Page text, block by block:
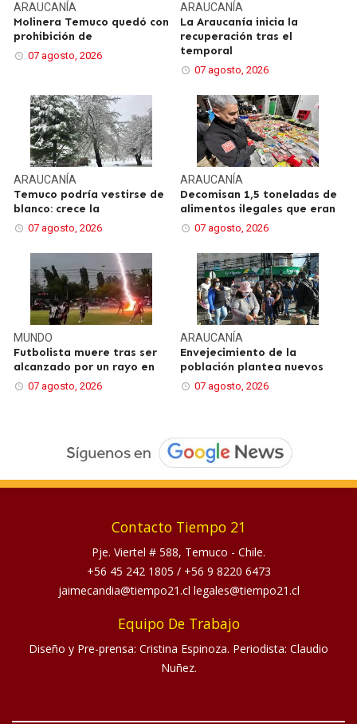
ARAUCANÍA
Molinera Temuco quedó con
prohibición de
07 agosto, 2026
ARAUCANÍA
La Araucanía inicia la
recuperación tras el
temporal
07 agosto, 2026
ARAUCANÍA
Temuco podría vestirse de
blanco: crece la
07 agosto, 2026
ARAUCANÍA
Decomisan 1,5 toneladas de
alimentos ilegales que eran
07 agosto, 2026
MUNDO
Futbolista muere tras ser
alcanzado por un rayo en
07 agosto, 2026
ARAUCANÍA
Envejecimiento de la
población plantea nuevos
07 agosto, 2026
Contacto Tiempo 21
Pje. Viertel # 588, Temuco - Chile.
+56 45 242 1805 / +56 9 8220 6473
jaimecandia@tiempo21.cl legales@tiempo21.cl
Equipo De Trabajo
Diseño y Pre-prensa: Cristina Espinoza. Periodista: Claudio
Nuñez.